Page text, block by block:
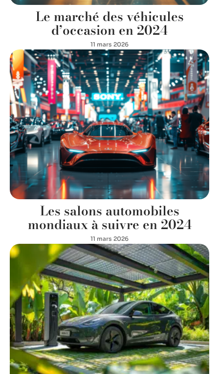
Le marché des véhicules
d’occasion en 2024
11 mars 2026
Les salons automobiles
mondiaux à suivre en 2024
11 mars 2026